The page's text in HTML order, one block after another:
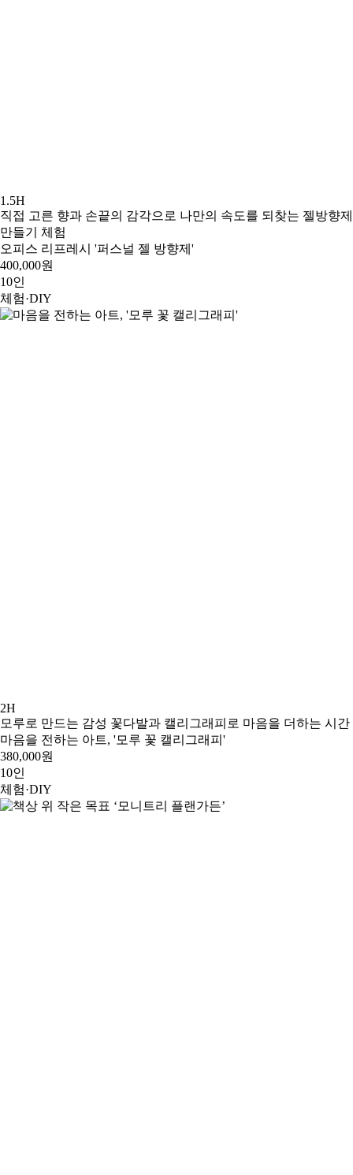
1.5H
직접 고른 향과 손끝의 감각으로 나만의 속도를 되찾는 젤방향제
만들기 체험
오피스 리프레시 '퍼스널 젤 방향제'
400,000원
10인
체험·DIY
2H
모루로 만드는 감성 꽃다발과 캘리그래피로 마음을 더하는 시간
마음을 전하는 아트, '모루 꽃 캘리그래피'
380,000원
10인
체험·DIY